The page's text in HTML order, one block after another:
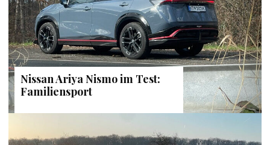
Nissan Ariya Nismo im Test:
Familiensport